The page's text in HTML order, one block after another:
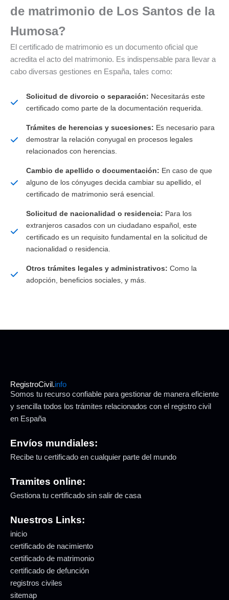
de matrimonio de Los Santos de la
Humosa?
El certificado de matrimonio es un documento oficial que
acredita el acto del matrimonio. Es indispensable para llevar a
cabo diversas gestiones en España, tales como:
Solicitud de divorcio o separación: Necesitarás este
certificado como parte de la documentación requerida.
Trámites de herencias y sucesiones: Es necesario para
demostrar la relación conyugal en procesos legales
relacionados con herencias.
Cambio de apellido o documentación: En caso de que
alguno de los cónyuges decida cambiar su apellido, el
certificado de matrimonio será esencial.
Solicitud de nacionalidad o residencia: Para los
extranjeros casados con un ciudadano español, este
certificado es un requisito fundamental en la solicitud de
nacionalidad o residencia.
Otros trámites legales y administrativos: Como la
adopción, beneficios sociales, y más.
RegistroCivil.info
Somos tu recurso confiable para gestionar de manera eficiente
y sencilla todos los trámites relacionados con el registro civil
en España
Envíos mundiales:
Recibe tu certificado en cualquier parte del mundo
Tramites online:
Gestiona tu certificado sin salir de casa
Nuestros Links:
inicio
certificado de nacimiento
certificado de matrimonio
certificado de defunción
registros civiles
sitemap